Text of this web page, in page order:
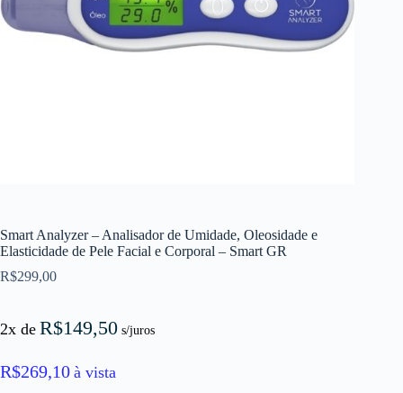
Smart Analyzer – Analisador de Umidade, Oleosidade e
Elasticidade de Pele Facial e Corporal – Smart GR
R$299,00
2x de R$149,50 s/juros
R$269,10 à vista